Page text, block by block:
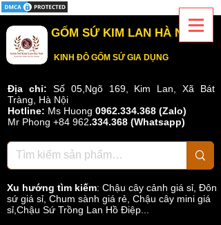
GỐM SỨ KIM LAN HÀ NỘI
KINH ĐÔ GỐM SỨ GIA DỤNG
Địa chỉ: Số 05,Ngõ 169, Kim Lan, Xã Bát
Tràng, Hà Nội
Hotline: Ms Huong 0962.334.368 (Zalo)
Mr Phong +84 962.334.368 (Whatsapp)
Xu hướng tìm kiếm: Chậu cây cảnh giá sỉ Đôn
sứ giá sỉ Chum sành giá rẻ Chậu cây mini giá
sỉ,Chậu Sứ Trồng Lan Hồ Điệp...